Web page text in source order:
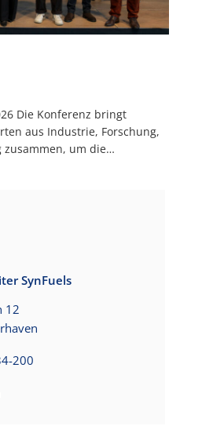
Die Konferenz bringt
aus Industrie, Forschung,
zusammen, um die…
SynFuels
12
200